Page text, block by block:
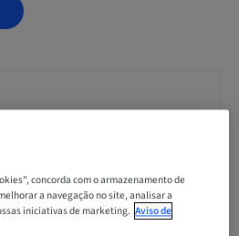
concorda com o armazenamento de
a navegação no site, analisar a
iniciativas de marketing. Aviso de